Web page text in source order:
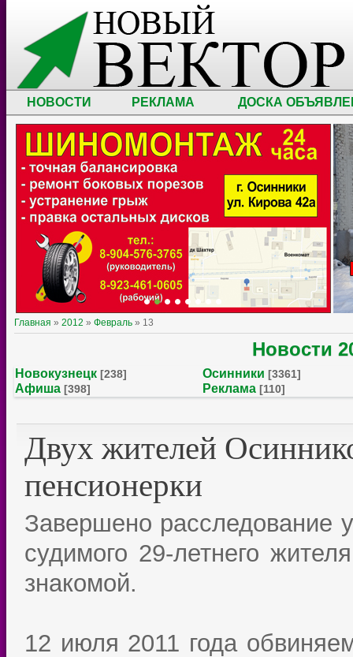
НОВОСТИ РЕКЛАМА ДОСКА
Главная » 2012 » Февраль » 13
Новости
Новокузнецк [238] Осинники [3361]
Афиша [398] Реклама [110]
Двух жителей
пенсионерки
Завершено расследование
судимого 29-летнего
знакомой.
12 июля 2011 года